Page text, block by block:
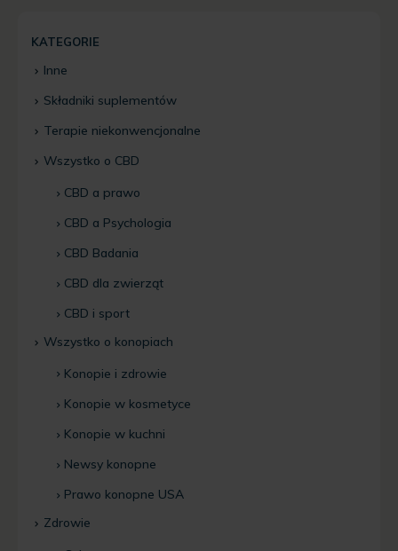
KATEGORIE
Inne
Składniki suplementów
Terapie niekonwencjonalne
Wszystko o CBD
CBD a prawo
CBD a Psychologia
CBD Badania
CBD dla zwierząt
CBD i sport
Wszystko o konopiach
Konopie i zdrowie
Konopie w kosmetyce
Konopie w kuchni
Newsy konopne
Prawo konopne USA
Zdrowie